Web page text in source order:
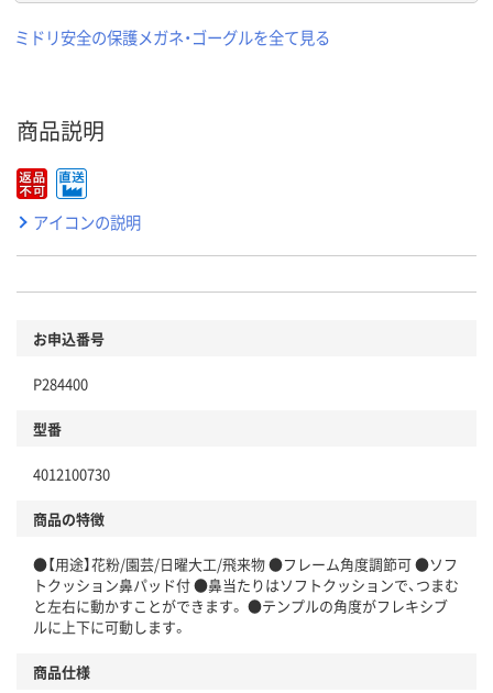
ミドリ安全の保護メガネ・ゴーグルを全て見る
商品説明
アイコンの説明
お申込番号
P284400
型番
4012100730
商品の特徴
●【用途】花粉/園芸/日曜大工/飛来物 ●フレーム角度調節可 ●ソフ
トクッション鼻パッド付 ●鼻当たりはソフトクッションで、つまむ
と左右に動かすことができます。 ●テンプルの角度がフレキシブ
ルに上下に可動します。
商品仕様